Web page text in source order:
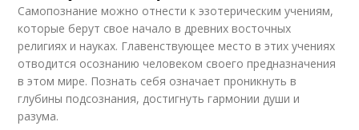
Самопознание можно отнести к эзотерическим учениям,
которые берут свое начало в древних восточных
религиях и науках. Главенствующее место в этих учениях
отводится осознанию человеком своего предназначения
в этом мире. Познать себя означает проникнуть в
глубины подсознания, достигнуть гармонии души и
разума.